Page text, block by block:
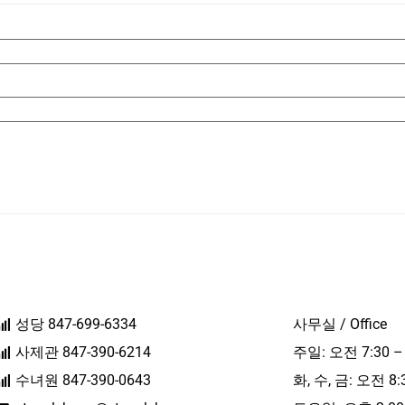
성당 847-699-6334
사제관 847-390-6214
수녀원 847-390-0643
사무실 / Office
주일: 오전 7:30
화, 수, 금: 오전